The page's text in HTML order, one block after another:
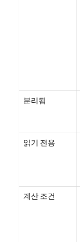
분리됨
읽기 전용
계산 조건